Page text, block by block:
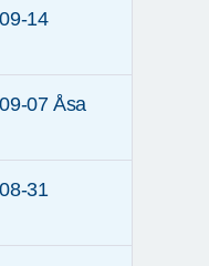
14
07 Åsa
31